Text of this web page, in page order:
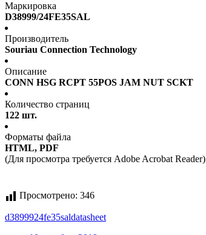
Маркировка
D38999/24FE35SAL
Производитель
Souriau Connection Technology
Описание
CONN HSG RCPT 55POS JAM NUT SCKT
Количество страниц
122 шт.
Форматы файла
HTML, PDF
(Для просмотра требуется Adobe Acrobat Reader)
Просмотрено: 346
d3899924fe35saldatasheet